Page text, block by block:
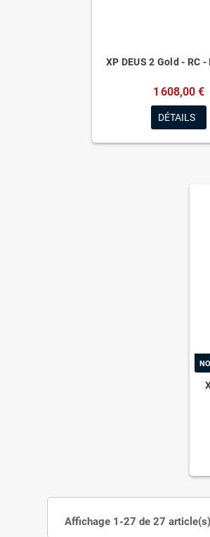
XP DEUS 2 Gold - RC -
1 608,00 €
DÉTAILS
Affichage 1-27 de 27 article(s)